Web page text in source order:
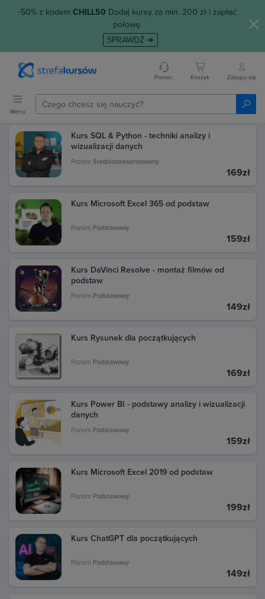
-50% z kodem CHILL50 Dodaj kursy za min. 200 zł i zapłać
połowę.
SPRAWDŹ ➜
Pomoc Koszyk Zaloguj się
Menu
Kurs SQL & Python - techniki analizy i
wizualizacji danych
Poziom Średniozaawansowany
169zł
Kurs Microsoft Excel 365 od podstaw
Poziom Podstawowy
159zł
Kurs DaVinci Resolve - montaż filmów od
podstaw
Poziom Podstawowy
149zł
Kurs Rysunek dla początkujących
Poziom Podstawowy
169zł
Kurs Power BI - podstawy analizy i wizualizacji
danych
Poziom Podstawowy
159zł
Kurs Microsoft Excel 2019 od podstaw
Poziom Podstawowy
199zł
Kurs ChatGPT dla początkujących
Poziom Podstawowy
149zł